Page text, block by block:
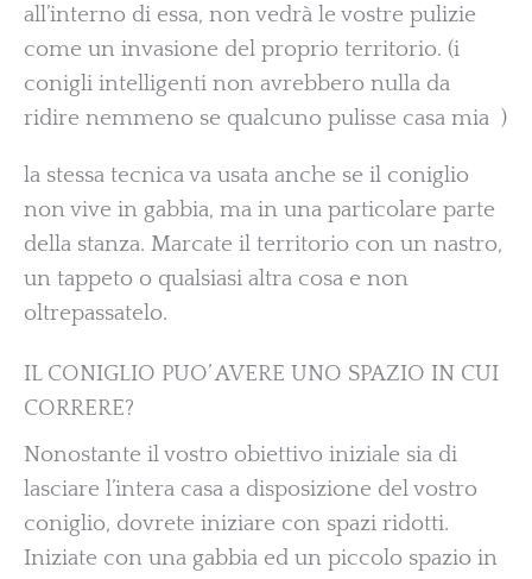
all’interno di essa, non vedrà le vostre pulizie
come un invasione del proprio territorio. (i
conigli intelligenti non avrebbero nulla da
ridire nemmeno se qualcuno pulisse casa mia )
la stessa tecnica va usata anche se il coniglio
non vive in gabbia, ma in una particolare parte
della stanza. Marcate il territorio con un nastro,
un tappeto o qualsiasi altra cosa e non
oltrepassatelo.
IL CONIGLIO PUO’ AVERE UNO SPAZIO IN CUI
CORRERE?
Nonostante il vostro obiettivo iniziale sia di
lasciare l’intera casa a disposizione del vostro
coniglio, dovrete iniziare con spazi ridotti.
Iniziate con una gabbia ed un piccolo spazio in